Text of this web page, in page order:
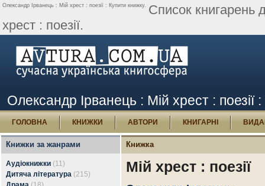
Олександр Ірванець : Мій хрест : поезії : Купити книжку. Список книгарень
хрест : поезії.
Олександр Ірванець : Мій хрест : поезії
ГОЛОВНА КНИЖКИ АВТОРИ КНИГАРНІ
Книжки за жанрами
Аудіокнижки (11)
Дитяча література (215)
Книжка
Мій хрест : поезії